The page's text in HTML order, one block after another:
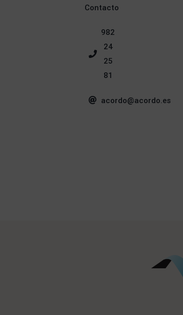
Contacto
982
24
25
81
acordo@acordo.es